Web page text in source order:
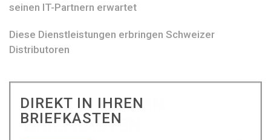
seinen IT-Partnern erwartet
Diese Dienstleistungen erbringen Schweizer
Distributoren
DIREKT IN IHREN
BRIEFKASTEN